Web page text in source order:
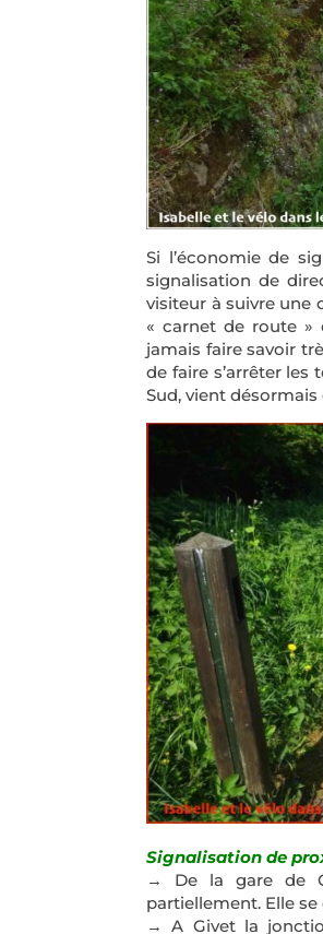
Si l’économie de
signalisation de
visiteur à suivre une
« carnet de route »
jamais faire savoir
de faire s’arrêter
Sud, vient
Signalisation de
→ De la gare de
partiellement. Elle
→ A Givet la